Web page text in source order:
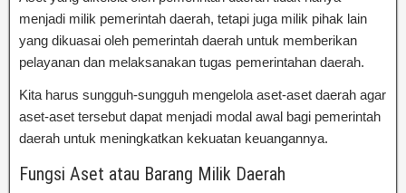
menjadi milik pemerintah daerah, tetapi juga milik pihak lain
yang dikuasai oleh pemerintah daerah untuk memberikan
pelayanan dan melaksanakan tugas pemerintahan daerah.
Kita harus sungguh-sungguh mengelola aset-aset daerah agar
aset-aset tersebut dapat menjadi modal awal bagi pemerintah
daerah untuk meningkatkan kekuatan keuangannya.
Fungsi Aset atau Barang Milik Daerah